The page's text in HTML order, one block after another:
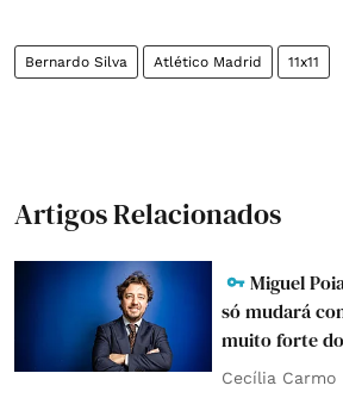
Bernardo Silva Atlético Madrid 11x11
Artigos Relacionados
Miguel
só mudará
muito forte
Cecília Carmo